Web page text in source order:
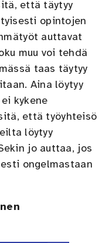
että täytyy
opintojen
auttavat
muu voi tehdä
taas täytyy
Aina löytyy
kykene
että työyhteisö
löytyy
jo auttaa, jos
ongelmastaan